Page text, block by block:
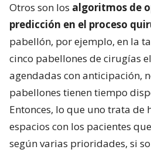
Otros son los algoritmos de
predicción en el proceso
pabellón, por ejemplo, en la
cinco pabellones de cirugías
agendadas con anticipación,
pabellones tienen tiempo
Entonces, lo que uno trata de
espacios con los pacientes
según varias prioridades, si